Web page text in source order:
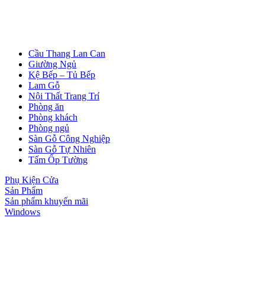
Cửa Nhựa Cao Cấp
Cầu Thang Lan Can
Giường Ngủ
Kệ Bếp – Tủ Bếp
Lam Gỗ
Nội Thất Trang Trí
Phòng ăn
Phòng khách
Phòng ngủ
Sàn Gỗ Công Nghiệp
Sàn Gỗ Tự Nhiên
Tấm Ốp Tường
Phụ Kiện Cửa
Sản Phẩm
Sản phẩm khuyến mãi
Windows